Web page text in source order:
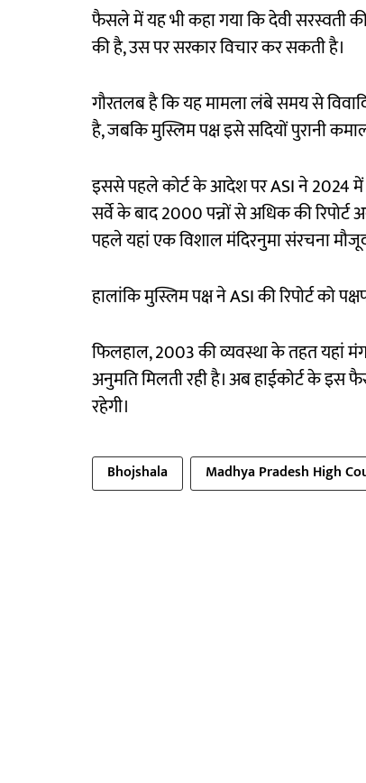
फैसले में यह भी कहा गया कि देवी सरस्वती
की है, उस पर सरकार विचार कर सकती है।
गौरतलब है कि यह मामला लंबे समय से विवादित
है, जबकि मुस्लिम पक्ष इसे सदियों पुरानी
इससे पहले कोर्ट के आदेश पर ASI ने 2024 में
सर्वे के बाद 2000 पन्नों से अधिक की रिपोर्ट
पहले यहां एक विशाल मंदिरनुमा संरचना
हालांकि मुस्लिम पक्ष ने ASI की रिपोर्ट को
फिलहाल, 2003 की व्यवस्था के तहत यहां
अनुमति मिलती रही है। अब हाईकोर्ट के इस
रहेगी।
Bhojshala Madhya Pradesh High